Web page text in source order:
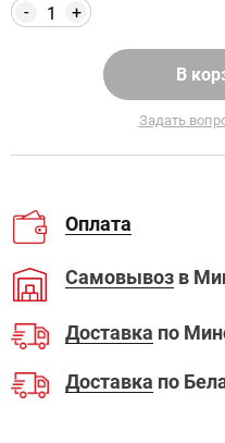
+
-
В
Задать
Оплата
Самовывоз в
Доставка по
Доставка по